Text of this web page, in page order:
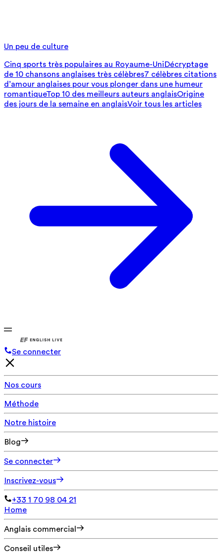
Un peu de culture
Cinq sports très populaires au Royaume-UniDécryptage
de 10 chansons anglaises très célèbres7 célèbres citations
d’amour anglaises pour vous plonger dans une humeur
romantiqueTop 10 des meilleurs auteurs anglaisOrigine
des jours de la semaine en anglaisVoir tous les articles
Se connecter
Nos cours
Méthode
Notre histoire
Blog
Se connecter
Inscrivez-vous
+33 1 70 98 04 21
Home
Anglais commercial
Conseil utiles